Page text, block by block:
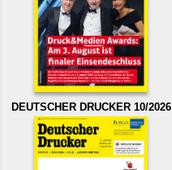
DEUTSCHER DRUCKER 10/2026